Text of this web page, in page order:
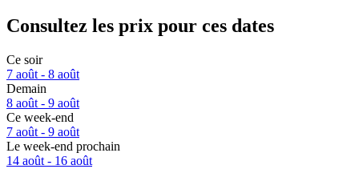
Consultez les prix pour ces dates
Ce soir
7 août - 8 août
Demain
8 août - 9 août
Ce week-end
7 août - 9 août
Le week-end prochain
14 août - 16 août